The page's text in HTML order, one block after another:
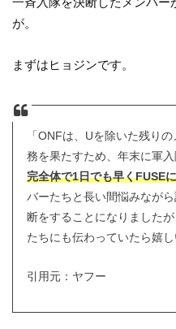
が。
まずはヒョジンです。
「ONFは、Uを除いた残り
務を果たすため、年末に軍
完全体で1日でも早くFUSE
バーたちと長い間悩みなが
断をすることになりました
たちにも伝わっていたら嬉し
引用元：ヤフー